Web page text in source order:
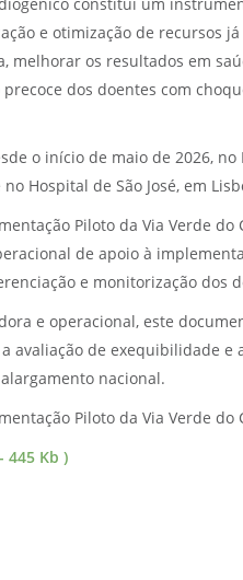
constitui um
e otimização de
melhorar os resultados em
dos doentes com
o início de maio de 2026,
Hospital de São José, em
Piloto da Via Verde
de apoio à
e monitorização dos
e operacional, este
avaliação de exequibilidade
nacional.
Piloto da Via Verde
445 Kb )